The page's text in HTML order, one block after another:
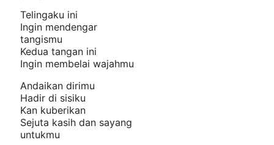
Telingaku ini
Ingin mendengar
tangismu
Kedua tangan ini
Ingin membelai wajahmu
Andaikan dirimu
Hadir di sisiku
Kan kuberikan
Sejuta kasih dan sayang
untukmu